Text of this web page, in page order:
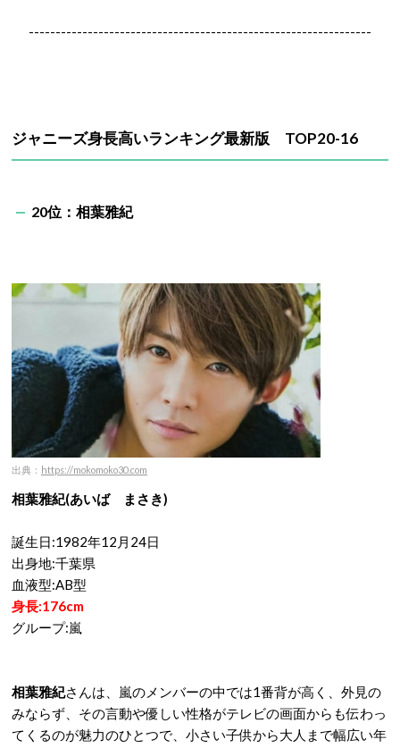
----------------------------------------------------------------
ジャニーズ身長高いランキング最新版 TOP20-16
20位：相葉雅紀
出典： https://mokomoko30.com
相葉雅紀(あいば まさき)
誕生日:1982年12月24日
出身地:千葉県
血液型:AB型
身長:176cm
グループ:嵐
相葉雅紀さんは、嵐のメンバーの中では1番背が高く、外見の
みならず、その言動や優しい性格がテレビの画面からも伝わっ
てくるのが魅力のひとつで、小さい子供から大人まで幅広い年